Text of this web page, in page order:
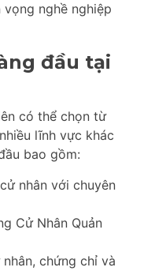
nghề nghiệp
đầu tại
có thể chọn từ
lĩnh vực khác
bao gồm:
nhân với chuyên
Cử Nhân Quản
nhân, chứng chỉ và